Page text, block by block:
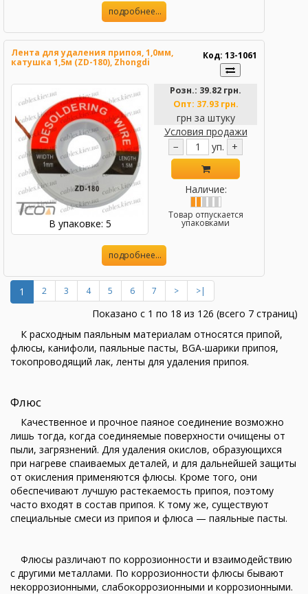
подробнее...
Лента для удаления припоя, 1,0мм,
катушка 1,5м (ZD-180), Zhongdi
Код: 13-1061
В упаковке: 5
Розн.: 39.82 грн.
Опт: 37.93 грн.
грн за штуку
Условия продажи
−
уп. +
Наличие:
Товар отпускается
упаковками
подробнее...
1 2 3 4 5 6 7 > >|
Показано с 1 по 18 из 126 (всего 7 страниц)
К расходным паяльным материалам относятся припой,
флюсы, канифоли, паяльные пасты, BGA-шарики припоя,
токопроводящий лак, ленты для удаления припоя.
Флюс
Качественное и прочное паяное соединение возможно
лишь тогда, когда соединяемые поверхности очищены от
пыли, загрязнений. Для удаления окислов, образующихся
при нагреве спаиваемых деталей, и для дальнейшей защиты
от окисления применяются флюсы. Кроме того, они
обеспечивают лучшую растекаемость припоя, поэтому
часто входят в состав припоя. К тому же, существуют
специальные смеси из припоя и флюса — паяльные пасты.
Флюсы различают по коррозионности и взаимодействию
с другими металлами. По коррозионности флюсы бывают
некоррозионными, слабокоррозионными и коррозионными.